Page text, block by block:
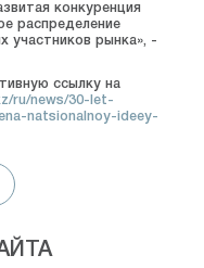
конкуренция
распределение
участников рынка», -
ссылку на
ru/news/30-let-
natsionalnoy-ideey-